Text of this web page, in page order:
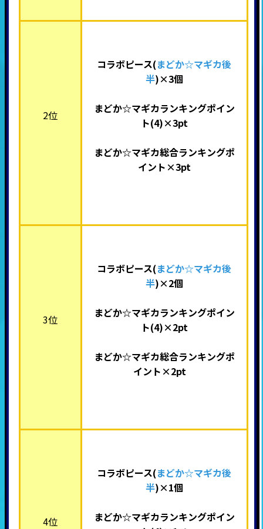
2位
コラボピース(まどか☆マギカ後
半)×3個
まどか☆マギカランキングポイン
ト(4)×3pt
まどか☆マギカ総合ランキングポ
イント×3pt
3位
コラボピース(まどか☆マギカ後
半)×2個
まどか☆マギカランキングポイン
ト(4)×2pt
まどか☆マギカ総合ランキングポ
イント×2pt
4位
コラボピース(まどか☆マギカ後
半)×1個
まどか☆マギカランキングポイン